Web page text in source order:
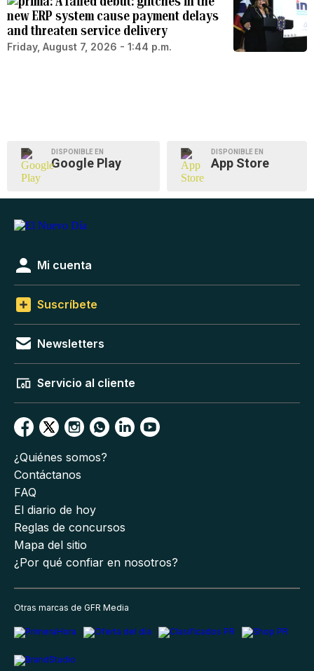
new ERP system cause payment delays
and threaten service delivery
Friday, August 7, 2026 - 1:44 p.m.
DISPONIBLE EN
Google Play
DISPONIBLE EN
App Store
Mi cuenta
Suscríbete
Newsletters
Servicio al cliente
¿Quiénes somos?
Contáctanos
FAQ
El diario de hoy
Reglas de concursos
Mapa del sitio
¿Por qué confiar en nosotros?
Otras marcas de GFR Media